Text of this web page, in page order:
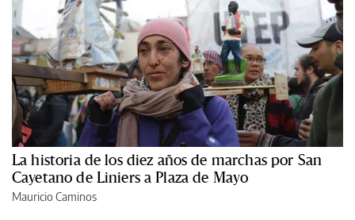
La historia de los diez años de marchas por San
Cayetano de Liniers a Plaza de Mayo
Mauricio Caminos